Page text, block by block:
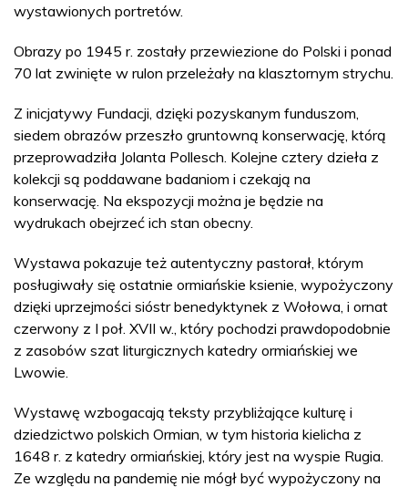
wystawionych portretów.
Obrazy po 1945 r. zostały przewiezione do Polski i ponad
70 lat zwinięte w rulon przeleżały na klasztornym strychu.
Z inicjatywy Fundacji, dzięki pozyskanym funduszom,
siedem obrazów przeszło gruntowną konserwację, którą
przeprowadziła Jolanta Pollesch. Kolejne cztery dzieła z
kolekcji są poddawane badaniom i czekają na
konserwację. Na ekspozycji można je będzie na
wydrukach obejrzeć ich stan obecny.
Wystawa pokazuje też autentyczny pastorał, którym
posługiwały się ostatnie ormiańskie ksienie, wypożyczony
dzięki uprzejmości sióstr benedyktynek z Wołowa, i ornat
czerwony z I poł. XVII w., który pochodzi prawdopodobnie
z zasobów szat liturgicznych katedry ormiańskiej we
Lwowie.
Wystawę wzbogacają teksty przybliżające kulturę i
dziedzictwo polskich Ormian, w tym historia kielicha z
1648 r. z katedry ormiańskiej, który jest na wyspie Rugia.
Ze względu na pandemię nie mógł być wypożyczony na